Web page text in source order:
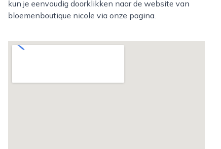
kun je eenvoudig doorklikken naar de website van
bloemenboutique nicole via onze pagina.